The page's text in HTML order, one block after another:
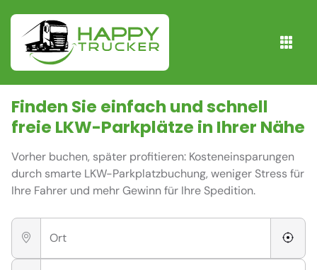
Finden Sie einfach und schnell
freie LKW-Parkplätze in Ihrer Nähe
Vorher buchen, später profitieren: Kosteneinsparungen
durch smarte LKW-Parkplatzbuchung, weniger Stress für
Ihre Fahrer und mehr Gewinn für Ihre Spedition.
Ort